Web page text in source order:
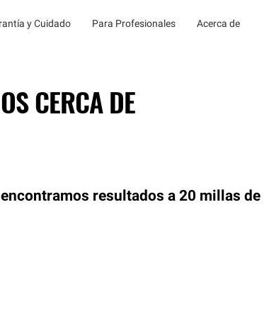
y Cuidado Para Profesionales Acerca de
CERCA DE
encontramos resultados a 20 millas de